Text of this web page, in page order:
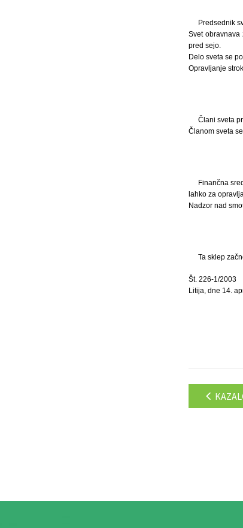
Predsednik
Svet
pred sejo.
Delo sveta se
Opravljanje
Člani sveta
Članom sveta
Finančna
lahko za
Nadzor nad
Ta sklep
Št. 226-1/2003
Litija, dne 14.